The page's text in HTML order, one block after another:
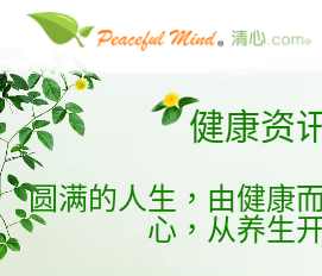
健康资
圆满的人生，由健康
心，从养生